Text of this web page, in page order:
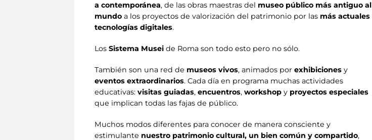
a contemporánea, de las obras maestras del museo público más antiguo al
mundo a los proyectos de valorización del patrimonio por las más actuales
tecnologías digitales.
Los Sistema Musei de Roma son todo esto pero no sólo.
También son una red de museos vivos, animados por exhibiciones y
eventos extraordinarios. Cada día en programa muchas actividades
educativas: visitas guiadas, encuentros, workshop y proyectos especiales
que implican todas las fajas de público.
Muchos modos diferentes para conocer de manera consciente y
estimulante nuestro patrimonio cultural, un bien común y compartido,